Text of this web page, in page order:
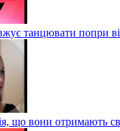
танцювати попри
що вони отримають